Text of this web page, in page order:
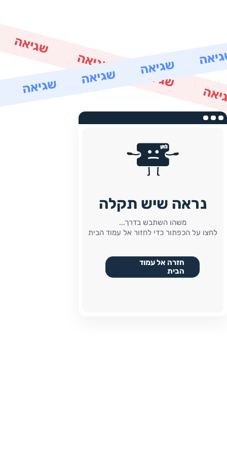
נראה שיש תקלה
משהו השתבש בדרך...
לחצו על הכפתור כדי לחזור אל עמוד הבית
חזרה אל עמוד
הבית